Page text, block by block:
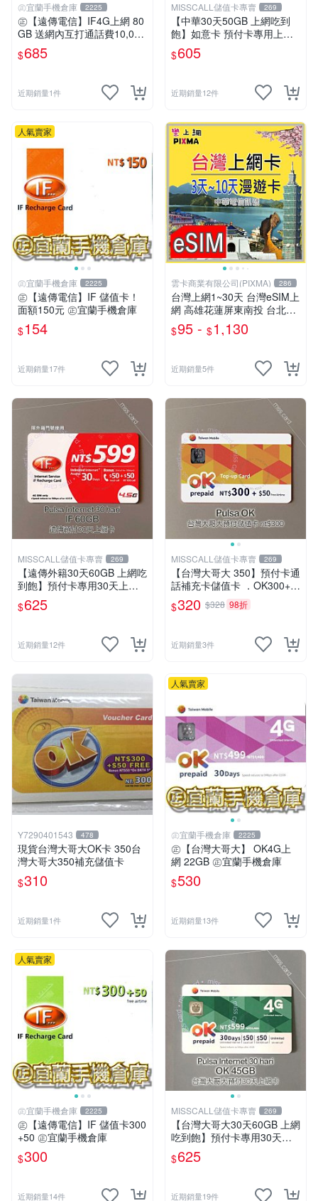
㊣宜蘭手機倉庫 2225
㊣【遠傳電信】IF4G上網 80
GB 送網內互打通話費10,000
元㊣宜蘭手機倉庫
$685
近期銷量1件
MISSCALL儲值卡專賣 269
【中華30天50GB 上網吃到
飽】如意卡 預付卡專用上網
補充卡/儲值卡IDEAL599⚡Mi
ssCall儲值卡專賣
$605
近期銷量12件
人氣賣家
㊣宜蘭手機倉庫 2225
㊣【遠傳電信】IF 儲值卡！
面額150元 ㊣宜蘭手機倉庫
$154
近期銷量17件
雲卡商業有限公司(PIXMA) 286
台灣上網1~30天 台灣eSIM上
網 高雄花蓮屏東南投 台北台
中新竹 合歡山烏來墾丁 露營
畢旅eSIM 台灣旅遊 台哥大
$95 - $1,130
近期銷量5件
MISSCALL儲值卡專賣 269
【遠傳外籍30天60GB 上網吃
到飽】預付卡專用30天上網
補充卡/儲值卡．Internet if
u．if599⚡MissCall儲值卡專
$625
近期銷量12件
MISSCALL儲值卡專賣 269
【台灣大哥大 350】預付卡通
話補充卡儲值卡 ．OK300+5
0．門號延展⚡MissCall儲值卡
專賣
$320 $328 98折
近期銷量3件
Y7290401543 478
現貨台灣大哥大OK卡 350台
灣大哥大350補充儲值卡
$310
近期銷量1件
人氣賣家
㊣宜蘭手機倉庫 2225
㊣【台灣大哥大】 OK4G上
網 22GB ㊣宜蘭手機倉庫
$530
近期銷量13件
人氣賣家
㊣宜蘭手機倉庫 2225
㊣【遠傳電信】IF 儲值卡300
+50 ㊣宜蘭手機倉庫
$300
近期銷量14件
MISSCALL儲值卡專賣 269
【台灣大哥大30天60GB 上網
吃到飽】預付卡專用30天上
網補充卡/儲值卡．Internet O
K 台哥大．OK599⚡MissCall
$625
近期銷量19件